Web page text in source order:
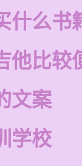
什么书
他比较
文案
学校